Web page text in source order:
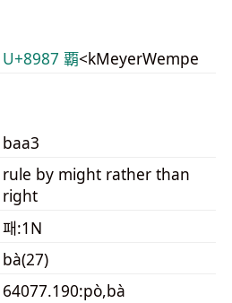
U+8987 覇<kMeyerWempe
baa3
rule by might rather than
right
패:1N
bà(27)
64077.190:pò,bà